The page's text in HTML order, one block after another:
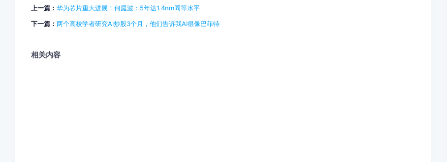
上一篇： 华为芯片重大进展！何庭波：5年达1.4nm同等水平
下一篇： 两个高校学者研究AI炒股3个月，他们告诉我AI很像巴菲特
相关内容